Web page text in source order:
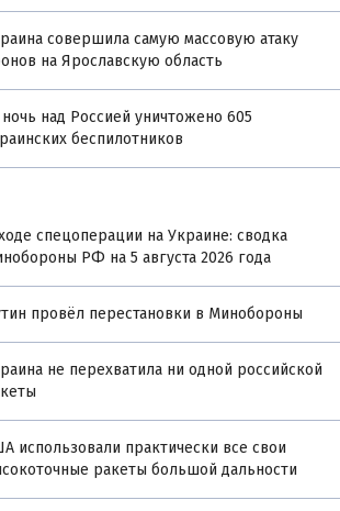
совершила самую массовую атаку
на Ярославскую область
ночь над Россией уничтожено 605
беспилотников
спецоперации на Украине: сводка
РФ на 5 августа 2026 года
провёл перестановки в Минобороны
не перехватила ни одной российской
использовали практически все свои
ракеты большой дальности